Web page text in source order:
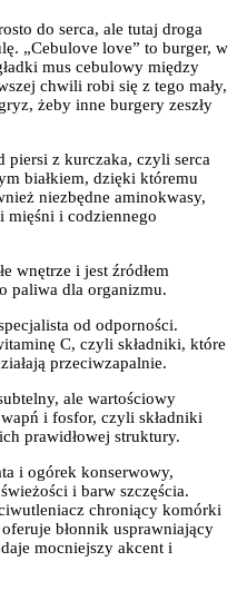
do serca, ale tutaj droga
„Cebulove love” to burger, w
mus cebulowy między
chwili robi się z tego mały,
żeby inne burgery zeszły
piersi z kurczaka, czyli serca
białkiem, dzięki któremu
niezbędne aminokwasy,
mięśni i codziennego
wnętrze i jest źródłem
paliwa dla organizmu.
od odporności.
C, czyli składniki, które
przeciwzapalnie.
ale wartościowy
i fosfor, czyli składniki
prawidłowej struktury.
i ogórek konserwowy,
i barw szczęścia.
chroniący komórki
błonnik usprawniający
mocniejszy akcent i